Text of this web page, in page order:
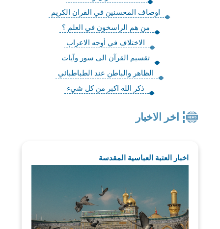
اوصاف المحسنين في القران الكريم
من هم الراسخون في العلم ؟
الاختلاف في أوجه الاعراب
تقسيم القرآن الى سور وآيات
الظاهر والباطن عند الطباطبائي
ذكر الله اكبر من كل شيء
اخر الاخبار
اخبار العتبة العباسية المقدسة